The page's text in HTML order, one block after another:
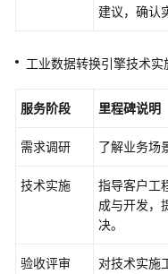
务
建议，确认
工业数据转换引擎技术实
服务阶段 里程碑说明
需求调研 了解业务场
技术实施
指导客户工
成与开发，
决。
验收评审
对技术实施